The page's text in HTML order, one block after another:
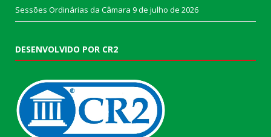
Sessões Ordinárias da Câmara 9 de julho de 2026
DESENVOLVIDO POR CR2